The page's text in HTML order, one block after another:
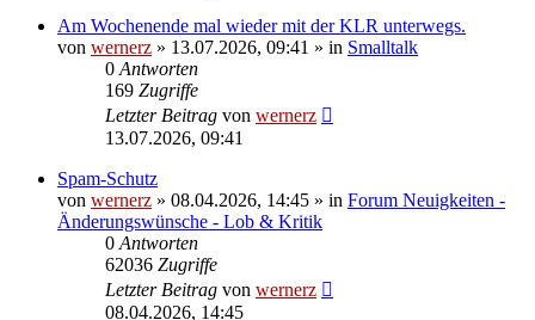
Am Wochenende mal wieder mit der KLR unterwegs.
von wernerz » 13.07.2026, 09:41 » in Smalltalk
0 Antworten
169 Zugriffe
Letzter Beitrag von wernerz
13.07.2026, 09:41
Spam-Schutz
von wernerz » 08.04.2026, 14:45 » in Forum Neuigkeiten -
Änderungswünsche - Lob & Kritik
0 Antworten
62036 Zugriffe
Letzter Beitrag von wernerz
08.04.2026, 14:45